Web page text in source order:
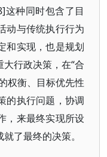
这种同时包含了目
动与传统执行行为
和实现，也是规划
行政决策，在“合
权衡、目标优先性
的执行问题，协调
，来最终实现所设
了最终的决策。